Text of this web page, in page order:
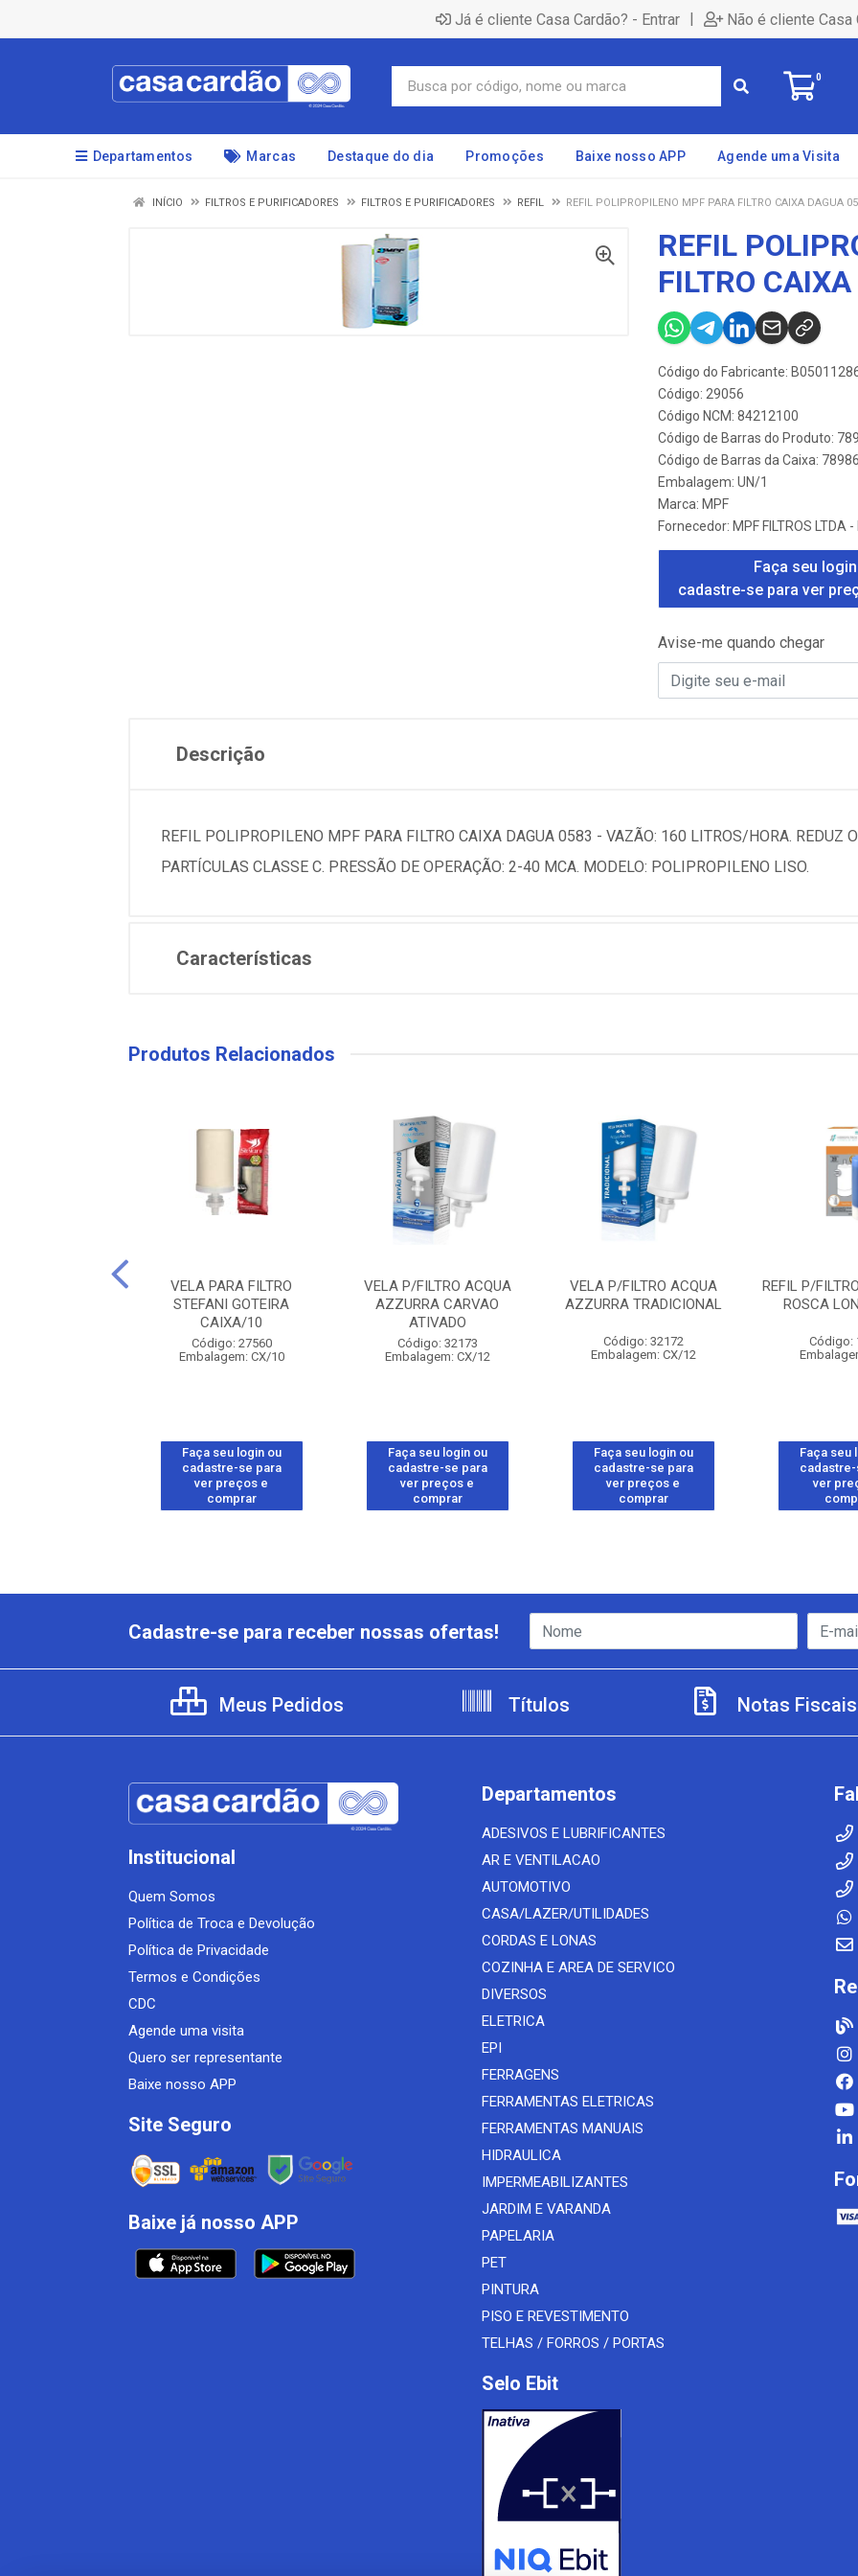
Já é cliente Casa Cardão? - Entrar | Não é cliente Casa
0
Departamentos Marcas Destaque do dia Promoções Baixe nosso APP Agende uma Visita
INÍCIO FILTROS E PURIFICADORES FILTROS E PURIFICADORES REFIL REFIL POLIPROPILENO MPF PARA FILTRO CAIXA DAGUA
REFIL
FILTRO
Código do Fabricante:
Código: 29056
Código NCM: 84212100
Código de Barras do Produto:
Código de Barras da Caixa:
Embalagem: UN/1
Marca: MPF
Fornecedor: MPF FILTROS LTDA -
Faça seu
cadastre-se para ver
Avise-me quando chegar
Descrição
REFIL POLIPROPILENO MPF PARA FILTRO CAIXA DAGUA 0583 - VAZÃO: 160 LITROS/HORA. REDUZ
PARTÍCULAS CLASSE C. PRESSÃO DE OPERAÇÃO: 2-40 MCA. MODELO: POLIPROPILENO LISO.
Características
Produtos Relacionados
VELA PARA FILTRO
STEFANI GOTEIRA
CAIXA/10
Código: 27560
Embalagem: CX/10
Faça seu login ou
cadastre-se para
ver preços e
comprar
VELA P/FILTRO ACQUA
AZZURRA CARVAO
ATIVADO
Código: 32173
Embalagem: CX/12
Faça seu login ou
cadastre-se para
ver preços e
comprar
VELA P/FILTRO ACQUA
AZZURRA TRADICIONAL
Código: 32172
Embalagem: CX/12
Faça seu login ou
cadastre-se para
ver preços e
comprar
REFIL P/
ROSCA
Código:
Faça seu
ver
Cadastre-se para receber nossas ofertas!
Meus Pedidos Títulos Notas Fiscais
Institucional
Quem Somos
Política de Troca e Devolução
Política de Privacidade
Termos e Condições
CDC
Agende uma visita
Quero ser representante
Baixe nosso APP
Site Seguro
Baixe já nosso APP
Departamentos
ADESIVOS E LUBRIFICANTES
AR E VENTILACAO
AUTOMOTIVO
CASA/LAZER/UTILIDADES
CORDAS E LONAS
COZINHA E AREA DE SERVICO
DIVERSOS
ELETRICA
EPI
FERRAGENS
FERRAMENTAS ELETRICAS
FERRAMENTAS MANUAIS
HIDRAULICA
IMPERMEABILIZANTES
JARDIM E VARANDA
PAPELARIA
PET
PINTURA
PISO E REVESTIMENTO
TELHAS / FORROS / PORTAS
Selo Ebit